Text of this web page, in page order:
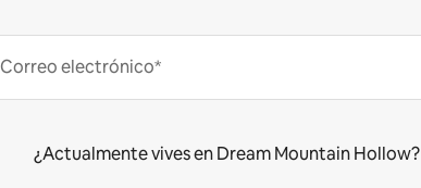
Correo electrónico*
¿Actualmente vives en Dream Mountain Hollow?